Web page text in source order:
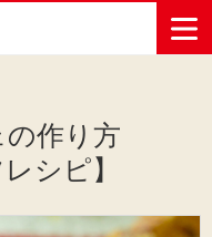
直営農園
UCCの活動
作り方
シピ】